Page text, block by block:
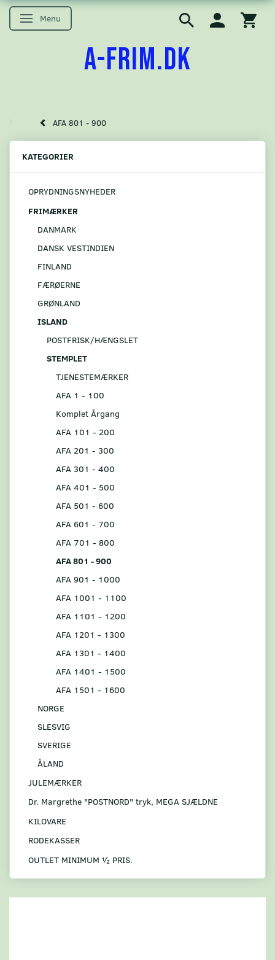
Skifte navigation
Menu
A-FRIM.DK
AFA 801 - 900
KATEGORIER
OPRYDNINGSNYHEDER
FRIMÆRKER
DANMARK
DANSK VESTINDIEN
FINLAND
FÆRØERNE
GRØNLAND
ISLAND
POSTFRISK/HÆNGSLET
STEMPLET
TJENESTEMÆRKER
AFA 1 - 100
Komplet Årgang
AFA 101 - 200
AFA 201 - 300
AFA 301 - 400
AFA 401 - 500
AFA 501 - 600
AFA 601 - 700
AFA 701 - 800
AFA 801 - 900
AFA 901 - 1000
AFA 1001 - 1100
AFA 1101 - 1200
AFA 1201 - 1300
AFA 1301 - 1400
AFA 1401 - 1500
AFA 1501 - 1600
NORGE
SLESVIG
SVERIGE
ÅLAND
JULEMÆRKER
Dr. Margrethe "POSTNORD" tryk, MEGA SJÆLDNE
KILOVARE
RODEKASSER
OUTLET MINIMUM ½ PRIS.